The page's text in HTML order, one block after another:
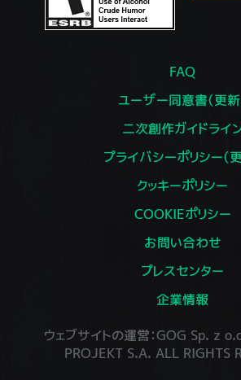
FAQ
ユーザー同意書（更新
二次創作ガイドライ
プライバシーポリシー（
クッキーポリシー
COOKIEポリシー
お問い合わせ
プレスセンター
企業情報
ウェブサイトの運営：GOG Sp. z
PROJEKT S.A. ALL RIGHTS